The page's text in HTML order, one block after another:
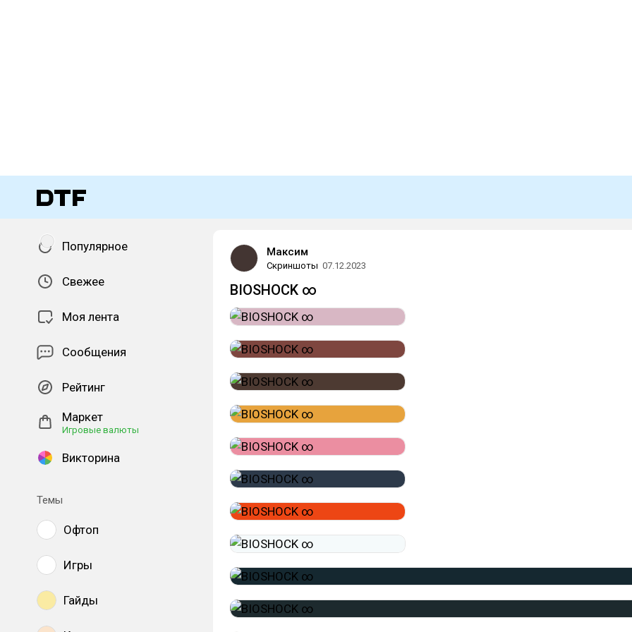
Популярное
Свежее
Моя лента
Сообщения
Рейтинг
Маркет
Игровые валюты
Викторина
Темы
Офтоп
Игры
Гайды
Максим
Скриншоты 07.12.2023
BIOSHOCK ∞